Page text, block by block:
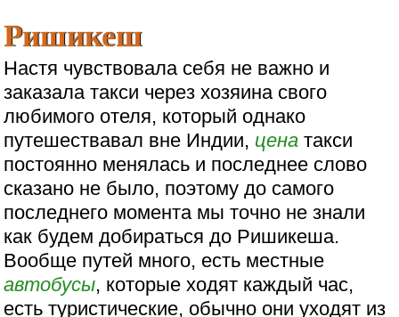
Ришикеш
Настя чувствовала себя не важно и
заказала такси через хозяина свого
любимого отеля, который однако
путешествавал вне Индии, цена такси
постоянно менялась и последнее слово
сказано не было, поэтому до самого
последнего момента мы точно не знали
как будем добираться до Ришикеша.
Вообще путей много, есть местные
автобусы, которые ходят каждый час,
есть туристические, обычно они уходят из